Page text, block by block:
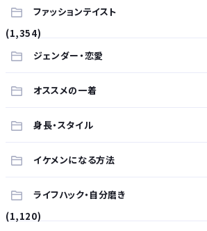
ファッションテイスト
(1,354)
ジェンダー・恋愛
オススメの一着
身長・スタイル
イケメンになる方法
ライフハック・自分磨き
(1,120)